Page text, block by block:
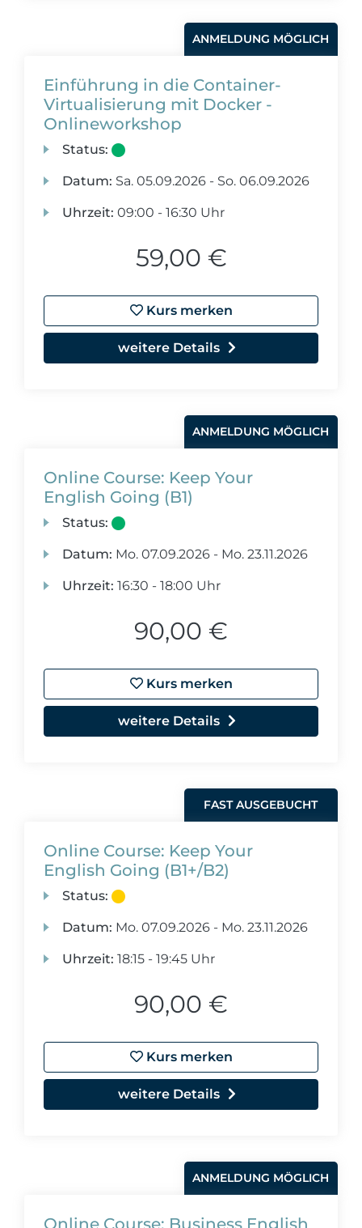
ANMELDUNG MÖGLICH
Einführung in die Container-
Virtualisierung mit Docker -
Onlineworkshop
Status:
Datum: Sa. 05.09.2026 - So. 06.09.2026
Uhrzeit: 09:00 - 16:30 Uhr
59,00 €
Kurs merken
weitere Details
ANMELDUNG MÖGLICH
Online Course: Keep Your
English Going (B1)
Status:
Datum: Mo. 07.09.2026 - Mo. 23.11.2026
Uhrzeit: 16:30 - 18:00 Uhr
90,00 €
Kurs merken
weitere Details
FAST AUSGEBUCHT
Online Course: Keep Your
English Going (B1+/B2)
Status:
Datum: Mo. 07.09.2026 - Mo. 23.11.2026
Uhrzeit: 18:15 - 19:45 Uhr
90,00 €
Kurs merken
weitere Details
ANMELDUNG MÖGLICH
Online Course: Business English